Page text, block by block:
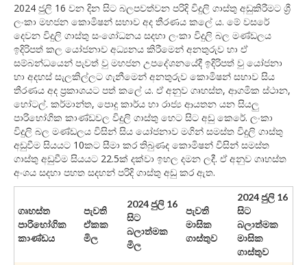
2024 ජුලි 16 වන දින සිට බලපවත්වන පරිදි විදුලි ගාස්තු අඩුකිරීමට ශ්‍රී
ලංකා මහජන කොමිෂන් සභාව අද තීරණය කලේ ය. මේ වසරේ
දෙවන විදුලි ගාස්තු සංශෝධනය සදහා ලංකා විදුලි බල මණ්ඩලය
ඉදිරිපත් කල යෝජනාව අධ්‍යනය කිරීමෙන් අනතුරුව හා ඒ
සම්බන්ධයෙන් පැවත් වු මහජන උපදේශනයේදී ඉදිරිපත් වු යෝජනා
හා අදහස් සැලකිල්ලට ගැනීමෙන් අනතුරුව කොමිෂන් සභාව සිය
තීරණය අද ප්‍රකාශයට පත් කලේ ය. ඒ අනුව ගෘහස්ත, ආගමික ස්ථාන,
හෝටල්. කර්මාන්ත, පොදු කාර්ය හා රාජ්‍ය ආයතන යන සියලු
පාරිභෝගික කාණ්ඩවල විදුලි ගාස්තු හෙට සිට අඩු කෙරේ. ලංකා
විදුලි බල මණ්ඩලය විසින් සිය යෝජනාව මගින් සමස්ත විදුලි ගාස්තු
අඩුවීම සියයට 10කට සීමා කර තිබුණද කොමිෂන් විසින් සමස්ත
ගාස්තු අඩුවීම සියයට 22.5ක් දක්වා ඉහල දමන ලදී. ඒ අනුව ගෘහස්ත
අංශය සදහා පහත සදහන් පරිදි ගාස්තු අඩු කර ඇත.
ගෘහස්ත
පාරිභෝගික
කාණ්ඩය
පැවති
ඒකක
මිල
2024 ජුලි 16
සිට
බලාත්මක
මිල
පැවති
මාසික
ගාස්තුව
2024 ජුලි 16
සිට
බලාත්මක
මාසික
ගාස්තුව